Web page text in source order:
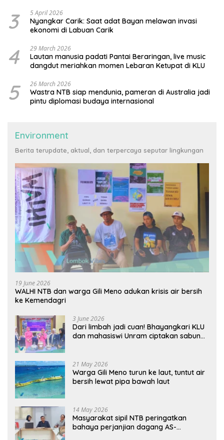
3 5 April 2026
Nyangkar Carik: Saat adat Bayan melawan invasi
ekonomi di Labuan Carik
4 29 March 2026
Lautan manusia padati Pantai Beraringan, live music
dangdut meriahkan momen Lebaran Ketupat di KLU
5 26 March 2026
Wastra NTB siap mendunia, pameran di Australia jadi
pintu diplomasi budaya internasional
Environment
Berita terupdate, aktual, dan terpercaya seputar lingkungan
19 June 2026
WALHI NTB dan warga Gili Meno adukan krisis air bersih
ke Kemendagri
3 June 2026
Dari limbah jadi cuan! Bhayangkari KLU
dan mahasiswi Unram ciptakan sabun
21 May 2026
Warga Gili Meno turun ke laut, tuntut air
bersih lewat pipa bawah laut
14 May 2026
Masyarakat sipil NTB peringatkan
bahaya perjanjian dagang AS-